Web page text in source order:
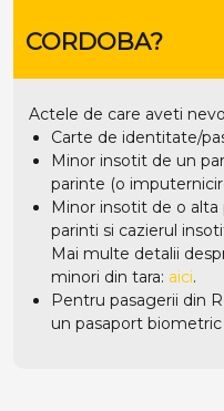
CORDOBA?
Actele de care aveti
Carte de identitate/
Minor insotit de un
parinte (o
Minor insotit de o
parinti si cazierul
Mai multe detalii
minori din tara: aici.
Pentru pasagerii din
un pasaport biometric